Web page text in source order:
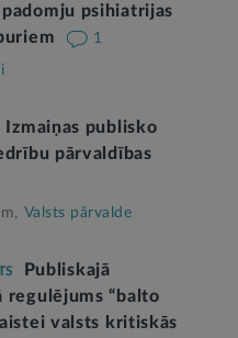
psihiatrijas
1
Izmaiņas publisko
pārvaldības
Valsts pārvalde
Publiskajā
regulējums “balto
valsts kritiskās